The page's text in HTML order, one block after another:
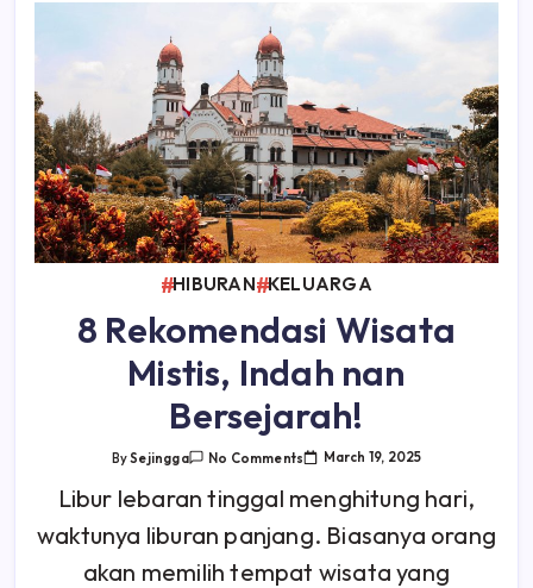
HIBURAN KELUARGA
8 Rekomendasi Wisata
Mistis, Indah nan
Bersejarah!
BySejingga No CommentsOn
Wisata
Mistis,
Indah
Nan
Bersejarah!
March 19, 2025
Libur lebaran tinggal menghitung hari,
waktunya liburan panjang. Biasanya orang
akan memilih tempat wisata yang